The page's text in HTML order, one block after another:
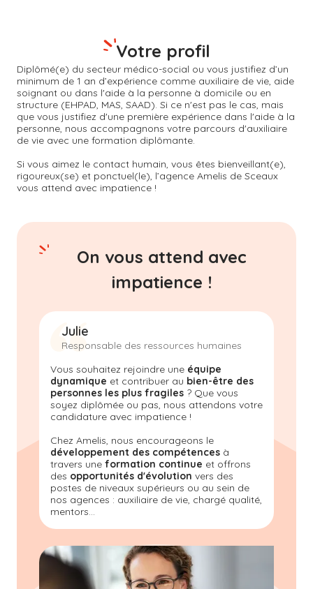
Diplômé(e) du secteur médico-social ou vous justifiez d’un
minimum de 1 an d’expérience comme auxiliaire de vie, aide
soignant ou dans l'aide à la personne à domicile ou en
structure (EHPAD, MAS, SAAD). Si ce n'est pas le cas, mais
que vous justifiez d'une première expérience dans l'aide à la
personne, nous accompagnons votre parcours d'auxiliaire
de vie avec une formation diplômante.
Si vous aimez le contact humain, vous êtes bienveillant(e),
rigoureux(se) et ponctuel(le), l’agence Amelis de Sceaux
vous attend avec impatience !
Votre profil
On vous attend avec
impatience !
Julie
Responsable des ressources humaines
Vous souhaitez rejoindre une équipe
dynamique et contribuer au bien-être des
personnes les plus fragiles ? Que vous
soyez diplômée ou pas, nous attendons votre
candidature avec impatience !
Chez Amelis, nous encourageons le
développement des compétences à
travers une formation continue et offrons
des opportunités d'évolution vers des
postes de niveaux supérieurs ou au sein de
nos agences : auxiliaire de vie, chargé qualité,
mentors...